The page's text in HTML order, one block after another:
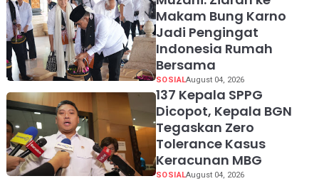
Makam Bung Karno
Jadi Pengingat
Indonesia Rumah
Bersama
SOSIALAugust 04, 2026
137 Kepala SPPG
Dicopot, Kepala BGN
Tegaskan Zero
Tolerance Kasus
Keracunan MBG
SOSIALAugust 04, 2026